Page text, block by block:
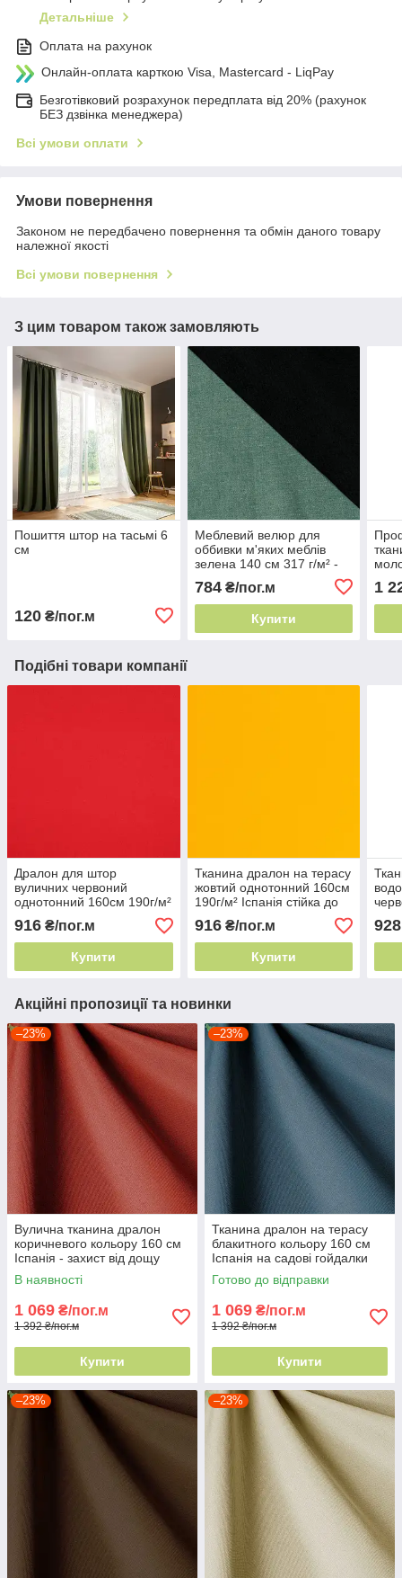
Детальніше
Оплата на рахунок
Онлайн-оплата карткою Visa, Mastercard - LiqPay
Безготівковий розрахунок передплата від 20% (рахунок
БЕЗ дзвінка менеджера)
Всі умови оплати
Умови повернення
Законом не передбачено повернення та обмін даного товару
належної якості
Всі умови повернення
З цим товаром також замовляють
Пошиття штор на тасьмі 6
см
120 ₴/пог.м
Меблевий велюр для
оббивки м'яких меблів
зелена 140 см 317 г/м² -
меблів
784₴/пог.м
Купити
1
Подібні товари компанії
Дралон для штор
вуличних червоний
однотонний 160см 190г/м²
Іспанія стійка до плісняви
916 ₴/пог.м
Купити
Тканина дралон на терасу
жовтий однотонний 160см
190г/м² Іспанія стійка до
плісняви
916₴/пог.м
Купити
928
Акційні пропозиції та новинки
–23%
Вулична тканина дралон
коричневого кольору 160 см
Іспанія - захист від дощу
В наявності
1 069 ₴/пог.м
1 392 ₴/пог.м
Купити
–23%
Тканина дралон на терасу
блакитного кольору 160 см
Іспанія на садові гойдалки
Готово до відправки
1 069 ₴/пог.м
1 392 ₴/пог.м
Купити
–23% –23%